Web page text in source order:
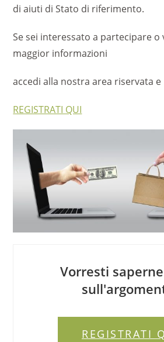
di aiuti di Stato di riferimento.
Se sei interessato a partecipare o
maggior informazioni
accedi alla nostra area riservata e
REGISTRATI QUI
Vorresti
REGISTRATI